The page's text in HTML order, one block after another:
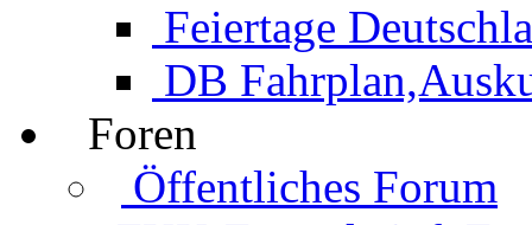
Feiertage
DB
Foren
Öffentliches Forum